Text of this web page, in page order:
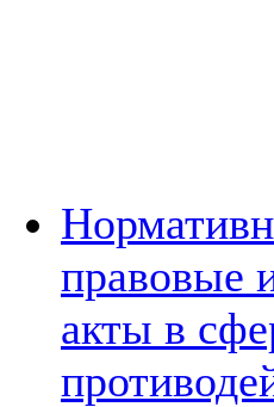
правовые
акты в